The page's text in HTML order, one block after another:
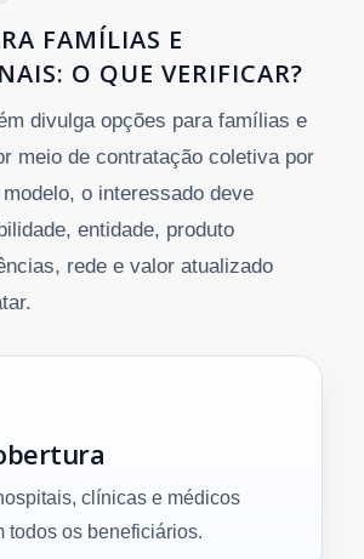
FAMÍLIAS E
O QUE VERIFICAR?
divulga opções para famílias e
meio de contratação coletiva por
o interessado deve
entidade, produto
rede e valor atualizado
clínicas e médicos
todos os beneficiários.